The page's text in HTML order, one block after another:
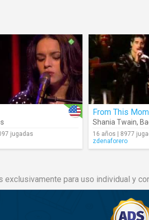
jugadas
From This
Shania Twain,
16 años | 8977
zdenaforero
exclusivamente para uso individual y